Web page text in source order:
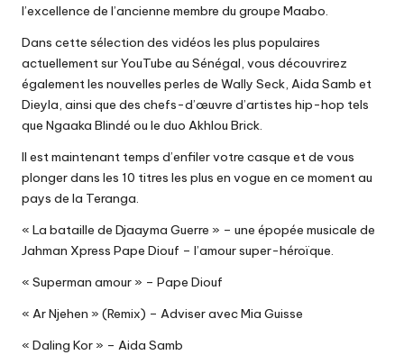
l’excellence de l’ancienne membre du groupe Maabo.
Dans cette sélection des vidéos les plus populaires
actuellement sur YouTube au Sénégal, vous découvrirez
également les nouvelles perles de Wally Seck, Aida Samb et
Dieyla, ainsi que des chefs-d’œuvre d’artistes hip-hop tels
que Ngaaka Blindé ou le duo Akhlou Brick.
Il est maintenant temps d’enfiler votre casque et de vous
plonger dans les 10 titres les plus en vogue en ce moment au
pays de la Teranga.
« La bataille de Djaayma Guerre » – une épopée musicale de
Jahman Xpress Pape Diouf – l’amour super-héroïque.
« Superman amour » – Pape Diouf
« Ar Njehen » (Remix) – Adviser avec Mia Guisse
« Daling Kor » – Aida Samb